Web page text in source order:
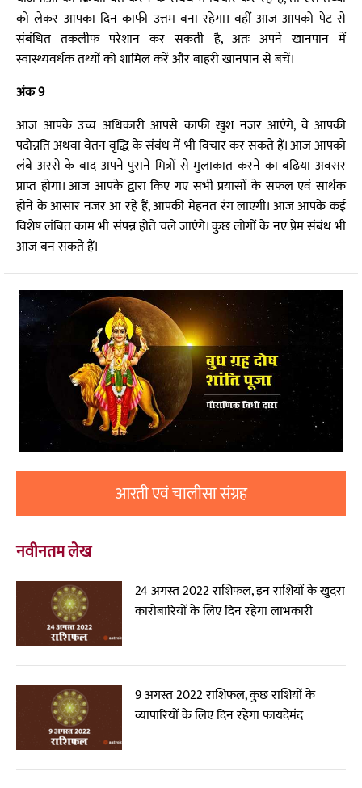
को लेकर आपका दिन काफी उत्तम बना रहेगा। वहीं आज आपको पेट से
संबंधित तकलीफ परेशान कर सकती है, अतः अपने खानपान में
स्वास्थ्यवर्धक तथ्यों को शामिल करें और बाहरी खानपान से बचें।
अंक 9
आज आपके उच्च अधिकारी आपसे काफी खुश नजर आएंगे, वे आपकी
पदोन्नति अथवा वेतन वृद्धि के संबंध में भी विचार कर सकते हैं। आज आपको
लंबे अरसे के बाद अपने पुराने मित्रों से मुलाकात करने का बढ़िया अवसर
प्राप्त होगा। आज आपके द्वारा किए गए सभी प्रयासों के सफल एवं सार्थक
होने के आसार नजर आ रहे हैं, आपकी मेहनत रंग लाएगी। आज आपके कई
विशेष लंबित काम भी संपन्न होते चले जाएंगे। कुछ लोगों के नए प्रेम संबंध भी
आज बन सकते हैं।
आरती एवं चालीसा संग्रह
नवीनतम लेख
24 अगस्त 2022 राशिफल, इन राशियों के खुदरा
कारोबारियों के लिए दिन रहेगा लाभकारी
9 अगस्त 2022 राशिफल, कुछ राशियों के
व्यापारियों के लिए दिन रहेगा फायदेमंद